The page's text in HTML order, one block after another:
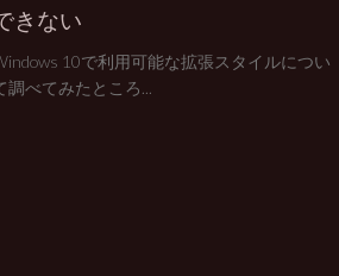
きない
10で利用可能な拡張スタイルについ
調べてみたところ...